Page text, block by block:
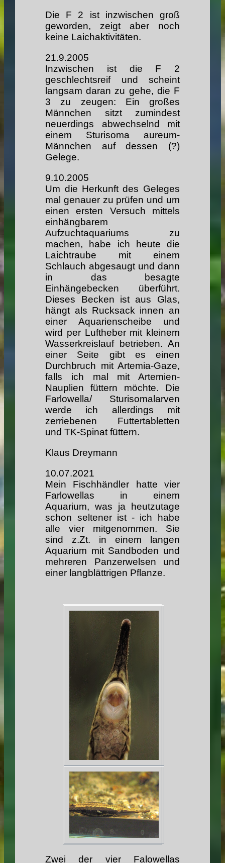
Die F 2 ist inzwischen groß
geworden, zeigt aber noch
keine Laichaktivitäten.
21.9.2005
Inzwischen ist die F 2
geschlechtsreif und scheint
langsam daran zu gehe, die F
3 zu zeugen: Ein großes
Männchen sitzt zumindest
neuerdings abwechselnd mit
einem Sturisoma aureum-
Männchen auf dessen (?)
Gelege.
9.10.2005
Um die Herkunft des Geleges
mal genauer zu prüfen und um
einen ersten Versuch mittels
einhängbarem
Aufzuchtaquariums zu
machen, habe ich heute die
Laichtraube mit einem
Schlauch abgesaugt und dann
in das besagte
Einhängebecken überführt.
Dieses Becken ist aus Glas,
hängt als Rucksack innen an
einer Aquarienscheibe und
wird per Luftheber mit kleinem
Wasserkreislauf betrieben. An
einer Seite gibt es einen
Durchbruch mit Artemia-Gaze,
falls ich mal mit Artemien-
Nauplien füttern möchte. Die
Farlowella/ Sturisomalarven
werde ich allerdings mit
zerriebenen Futtertabletten
und TK-Spinat füttern.
Klaus Dreymann
10.07.2021
Mein Fischhändler hatte vier
Farlowellas in einem
Aquarium, was ja heutzutage
schon seltener ist - ich habe
alle vier mitgenommen. Sie
sind z.Zt. in einem langen
Aquarium mit Sandboden und
mehreren Panzerwelsen und
einer langblättrigen Pflanze.
Zwei der vier Falowellas